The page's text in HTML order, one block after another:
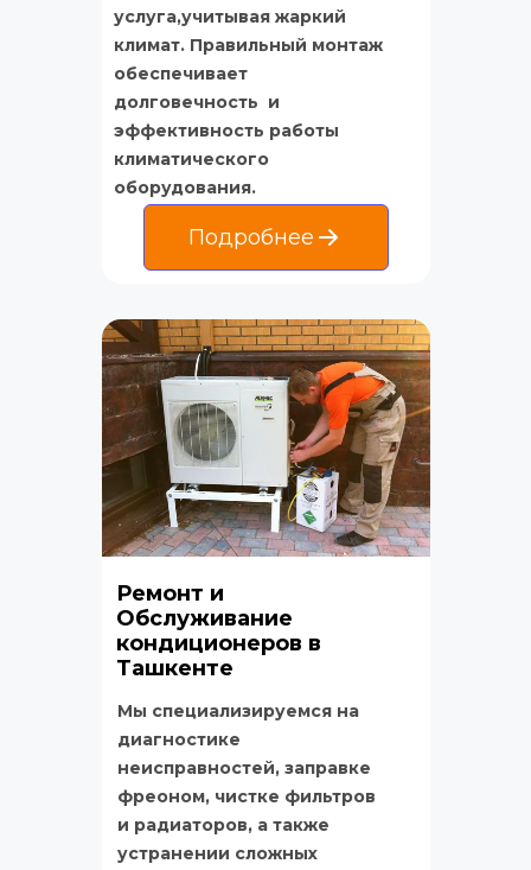
услуга,учитывая жаркий
климат. Правильный монтаж
обеспечивает
долговечность  и
эффективность работы
климатического
оборудования.
Ремонт и
Обслуживание
кондиционеров в
Ташкенте
Мы специализируемся на
диагностике
неисправностей, заправке
фреоном, чистке фильтров
и радиаторов, а также
устранении сложных
Подробнее